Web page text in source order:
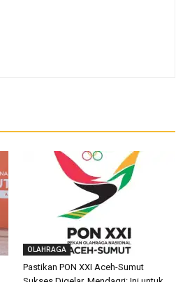
OLAHRAGA
Pastikan PON XXI Aceh-Sumut